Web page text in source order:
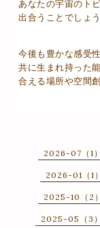
あなたの宇宙のト
出合うことでしょう
今後も豊かな感受
共に生まれ持った
合える場所や空間
2026-07（1）
2026-01（1）
2025-10（2）
2025-05（3）